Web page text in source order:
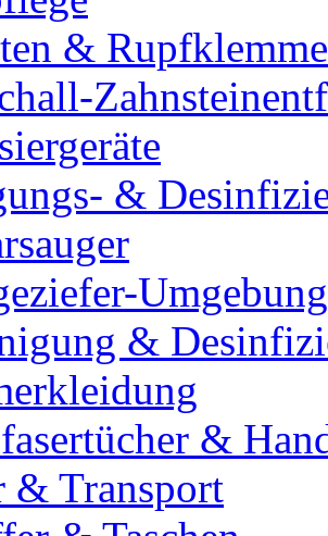
&
&
&
&
& Transport